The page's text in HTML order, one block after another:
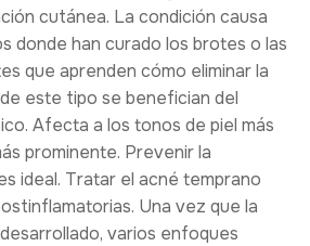
cutánea. La condición causa
donde han curado los brotes o las
que aprenden cómo eliminar la
este tipo se benefician del
Afecta a los tonos de piel más
prominente. Prevenir la
ideal. Tratar el acné temprano
Una vez que la
varios enfoques